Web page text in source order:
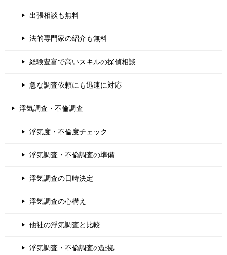
出張相談も無料
法的専門家の紹介も無料
経験豊富で高いスキルの探偵相談
急な調査依頼にも迅速に対応
浮気調査・不倫調査
浮気度・不倫度チェック
浮気調査・不倫調査の準備
浮気調査の日時決定
浮気調査の心構え
他社の浮気調査と比較
浮気調査・不倫調査の証拠